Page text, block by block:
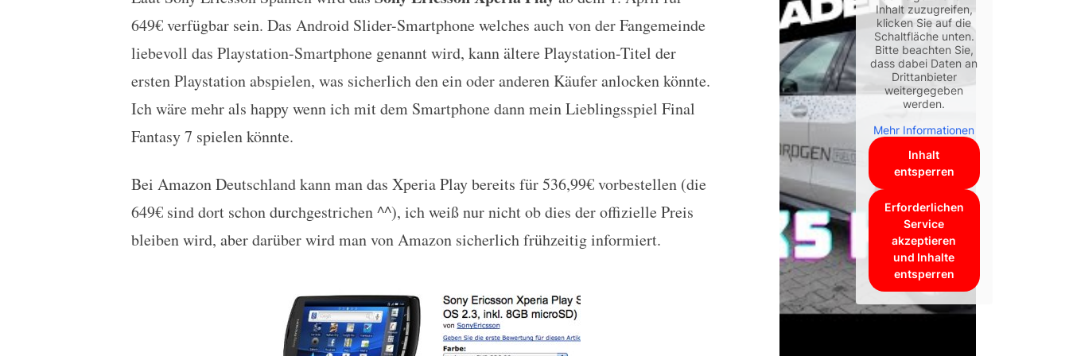
Sony Ericsson Xperia Play für 649€ ab dem 1. April
649€ verfügbar sein. Das Android Slider-Smartphone welches auch von der Fangemeinde
liebevoll das Playstation-Smartphone genannt wird, kann ältere Playstation-Titel der
ersten Playstation abspielen, was sicherlich den ein oder anderen Käufer anlocken könnte.
Ich wäre mehr als happy wenn ich mit dem Smartphone dann mein Lieblingsspiel Final
Fantasy 7 spielen könnte.
Bei Amazon Deutschland kann man das Xperia Play bereits für 536,99€ vorbestellen (die
649€ sind dort schon durchgestrichen ^^), ich weiß nur nicht ob dies der offizielle Preis
bleiben wird, aber darüber wird man von Amazon sicherlich frühzeitig informiert.
Inhalt zuzugreifen,
klicken Sie auf die
Schaltfläche unten.
Bitte beachten Sie,
dass dabei Daten an
Drittanbieter
weitergegeben
werden.
Mehr Informationen
Inhalt
entsperren
Erforderlichen
Service
akzeptieren
und Inhalte
entsperren